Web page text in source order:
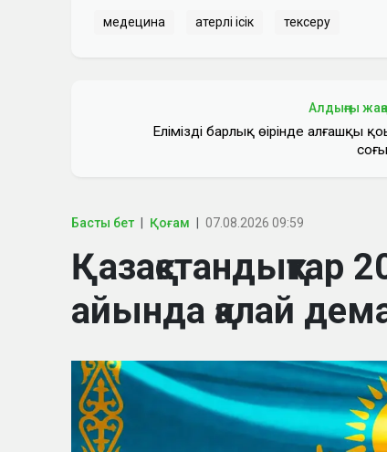
медецина Қатерлі ісік тексеру
Алдыңғы
Еліміздің барлық өңірінде алғашқы
Басты бет Қоғам 07.08.2026 09:59
айында қалай